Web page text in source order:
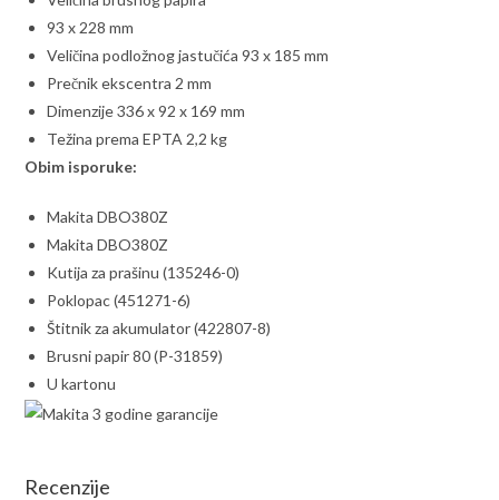
93 x 228 mm
Veličina podložnog jastučića 93 x 185 mm
Prečnik ekscentra 2 mm
Dimenzije 336 x 92 x 169 mm
Težina prema EPTA 2,2 kg
Obim isporuke:
Makita DBO380Z
Makita DBO380Z
Kutija za prašinu (135246-0)
Poklopac (451271-6)
Štitnik za akumulator (422807-8)
Brusni papir 80 (P-31859)
U kartonu
Recenzije